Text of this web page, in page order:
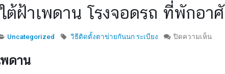
ต้ฝ้าเพดาน โรงจอดรถ ที่พักอา
Uncategorized วิธีติดตั้งตาข่ายกันนก ระเบียง ปิดความเห็นบน
ดาน